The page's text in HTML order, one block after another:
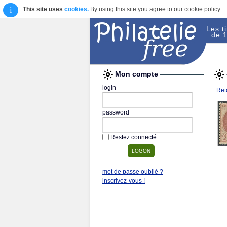
i This site uses cookies.By using this site you agree to our cookie policy.
Les
de
Mon compte
login
password
Restez connecté
mot de passe oublié ?
inscrivez-vous !